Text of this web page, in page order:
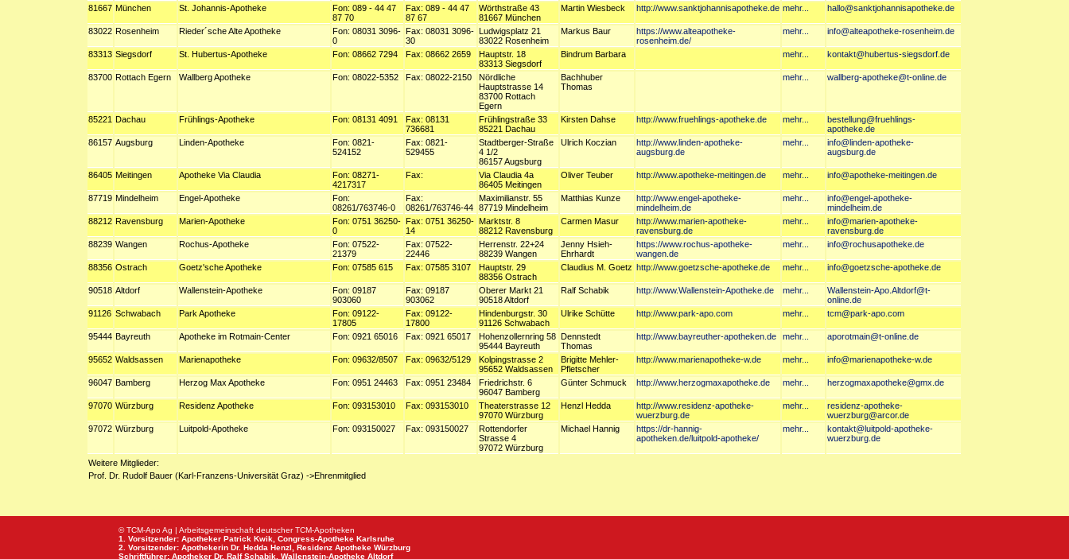
81667 München St. Johannis-Apotheke
Fon: 089 - 44 47
87 70
Fax: 089 - 44 47
87 67
Wörthstraße 43
81667 München
Martin Wiesbeck http://www.sanktjohannisapotheke.de mehr... hallo@sanktjohannisapotheke.de
83022 Rosenheim Rieder´sche Alte Apotheke
Fon: 08031 3096-
0
Fax: 08031 3096-
30
Ludwigsplatz 21
83022 Rosenheim
Markus Baur
https://www.alteapotheke-
rosenheim.de/
mehr... info@alteapotheke-rosenheim.de
83313 Siegsdorf St. Hubertus-Apotheke Fon: 08662 7294 Fax: 08662 2659
Hauptstr. 18
83313 Siegsdorf
Bindrum Barbara mehr... kontakt@hubertus-siegsdorf.de
83700 Rottach Egern Wallberg Apotheke Fon: 08022-5352 Fax: 08022-2150
Nördliche
Hauptstrasse 14
83700 Rottach
Egern
Bachhuber
Thomas
mehr... wallberg-apotheke@t-online.de
85221 Dachau Frühlings-Apotheke Fon: 08131 4091
Fax: 08131
736681
Frühlingstraße 33
85221 Dachau
Kirsten Dahse http://www.fruehlings-apotheke.de mehr...
bestellung@fruehlings-
apotheke.de
86157 Augsburg Linden-Apotheke
Fon: 0821-
524152
Fax: 0821-
529455
Stadtberger-Straße
4 1/2
86157 Augsburg
Ulrich Koczian
http://www.linden-apotheke-
augsburg.de
mehr...
info@linden-apotheke-
augsburg.de
86405 Meitingen Apotheke Via Claudia
Fon: 08271-
4217317
Fax:
Via Claudia 4a
86405 Meitingen
Oliver Teuber http://www.apotheke-meitingen.de mehr... info@apotheke-meitingen.de
87719 Mindelheim Engel-Apotheke
Fon:
08261/763746-0
Fax:
08261/763746-44
Maximilianstr. 55
87719 Mindelheim
Matthias Kunze
http://www.engel-apotheke-
mindelheim.de
mehr...
info@engel-apotheke-
mindelheim.de
88212 Ravensburg Marien-Apotheke
Fon: 0751 36250-
0
Fax: 0751 36250-
14
Marktstr. 8
88212 Ravensburg
Carmen Masur
http://www.marien-apotheke-
ravensburg.de
mehr...
info@marien-apotheke-
ravensburg.de
88239 Wangen Rochus-Apotheke
Fon: 07522-
21379
Fax: 07522-
22446
Herrenstr. 22+24
88239 Wangen
Jenny Hsieh-
Ehrhardt
https://www.rochus-apotheke-
wangen.de
mehr... info@rochusapotheke.de
88356 Ostrach Goetz'sche Apotheke Fon: 07585 615 Fax: 07585 3107
Hauptstr. 29
88356 Ostrach
Claudius M. Goetz http://www.goetzsche-apotheke.de mehr... info@goetzsche-apotheke.de
90518 Altdorf Wallenstein-Apotheke
Fon: 09187
903060
Fax: 09187
903062
Oberer Markt 21
90518 Altdorf
Ralf Schabik http://www.Wallenstein-Apotheke.de mehr...
Wallenstein-Apo.Altdorf@t-
online.de
91126 Schwabach Park Apotheke
Fon: 09122-
17805
Fax: 09122-
17800
Hindenburgstr. 30
91126 Schwabach
Ulrike Schütte http://www.park-apo.com mehr... tcm@park-apo.com
95444 Bayreuth Apotheke im Rotmain-Center Fon: 0921 65016 Fax: 0921 65017
Hohenzollernring 58
95444 Bayreuth
Dennstedt
Thomas
http://www.bayreuther-apotheken.de mehr... aporotmain@t-online.de
95652 Waldsassen Marienapotheke Fon: 09632/8507 Fax: 09632/5129
Kolpingstrasse 2
95652 Waldsassen
Brigitte Mehler-
Pfletscher
http://www.marienapotheke-w.de mehr... info@marienapotheke-w.de
96047 Bamberg Herzog Max Apotheke Fon: 0951 24463 Fax: 0951 23484
Friedrichstr. 6
96047 Bamberg
Günter Schmuck http://www.herzogmaxapotheke.de mehr... herzogmaxapotheke@gmx.de
97070 Würzburg Residenz Apotheke Fon: 093153010 Fax: 093153010
Theaterstrasse 12
97070 Würzburg
Henzl Hedda
http://www.residenz-apotheke-
wuerzburg.de
mehr...
residenz-apotheke-
wuerzburg@arcor.de
97072 Würzburg Luitpold-Apotheke Fon: 093150027 Fax: 093150027
Rottendorfer
Strasse 4
97072 Würzburg
Michael Hannig
https://dr-hannig-
apotheken.de/luitpold-apotheke/
mehr...
kontakt@luitpold-apotheke-
wuerzburg.de
Weitere Mitglieder:
Prof. Dr. Rudolf Bauer (Karl-Franzens-Universität Graz) ->Ehrenmitglied
© TCM-Apo Ag | Arbeitsgemeinschaft deutscher TCM-Apotheken
1. Vorsitzender: Apotheker Patrick Kwik, Congress-Apotheke Karlsruhe
2. Vorsitzender: Apothekerin Dr. Hedda Henzl, Residenz Apotheke Würzburg
Schriftführer: Apotheker Dr. Ralf Schabik, Wallenstein-Apotheke Altdorf